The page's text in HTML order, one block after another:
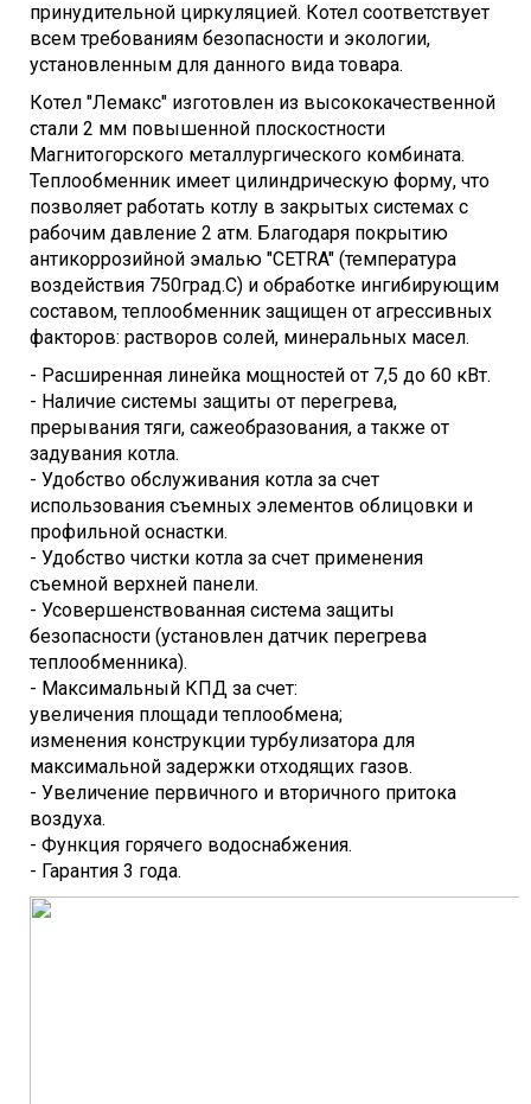
- Диаметр патрубка системы отопления - G 2 дюйма
- Диаметр дымохода - 130 мм
- Вес - 85 кг
принудительной циркуляцией. Котел соответствует
всем требованиям безопасности и экологии,
установленным для данного вида товара.
Котел "Лемакс" изготовлен из высококачественной
стали 2 мм повышенной плоскостности
Магнитогорского металлургического комбината.
Теплообменник имеет цилиндрическую форму, что
позволяет работать котлу в закрытых системах с
рабочим давление 2 атм. Благодаря покрытию
антикоррозийной эмалью "CETRA" (температура
воздействия 750град.С) и обработке ингибирующим
составом, теплообменник защищен от агрессивных
факторов: растворов солей, минеральных масел.
- Расширенная линейка мощностей от 7,5 до 60 кВт.
- Наличие системы защиты от перегрева,
прерывания тяги, сажеобразования, а также от
задувания котла.
- Удобство обслуживания котла за счет
использования съемных элементов облицовки и
профильной оснастки.
- Удобство чистки котла за счет применения
съемной верхней панели.
- Усовершенствованная система защиты
безопасности (установлен датчик перегрева
теплообменника).
- Максимальный КПД за счет:
увеличения площади теплообмена;
изменения конструкции турбулизатора для
максимальной задержки отходящих газов.
- Увеличение первичного и вторичного притока
воздуха.
- Функция горячего водоснабжения.
- Гарантия 3 года.